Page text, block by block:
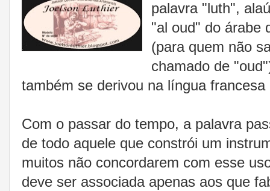
palavra "luth",
"al oud" do árabe
(para quem não
chamado de
também se derivou na língua
Com o passar do tempo, a palavra
de todo aquele que constrói um
muitos não concordarem com esse
deve ser associada apenas aos que